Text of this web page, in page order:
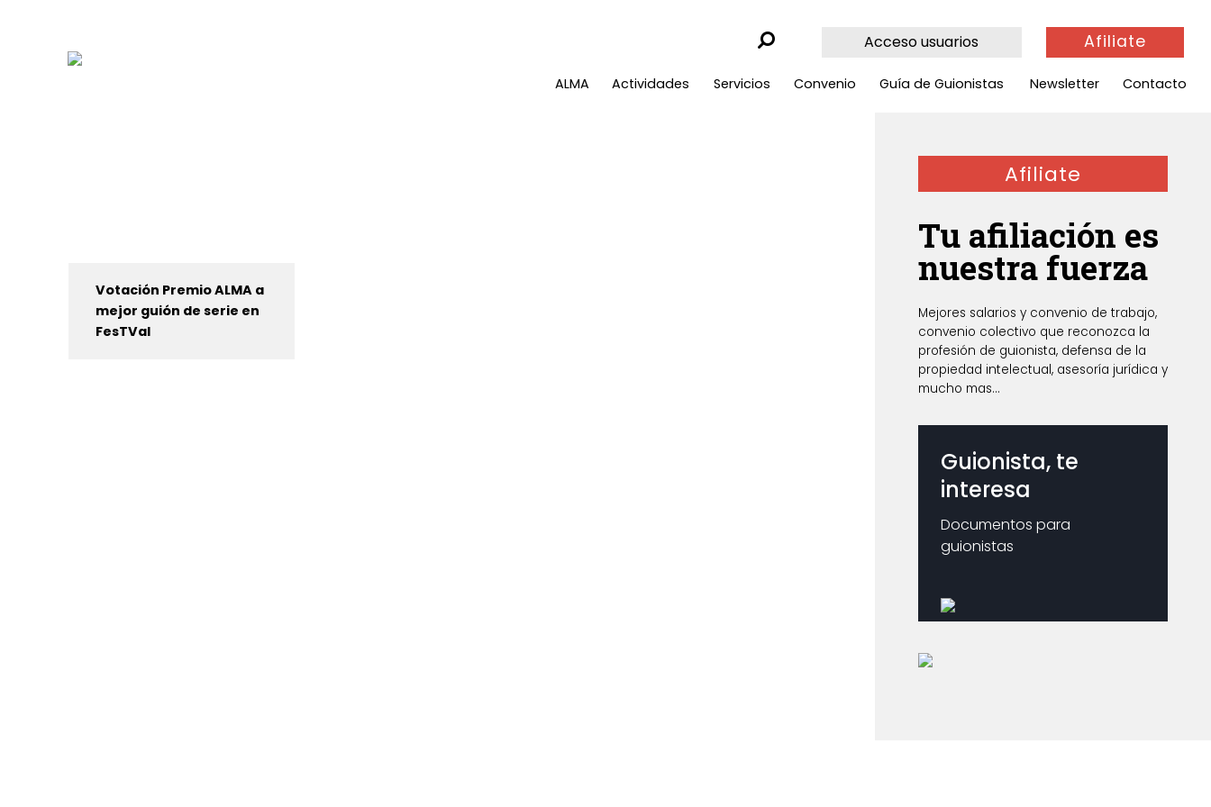
Acceso usuarios Afiliate
ALMA Actividades Servicios Convenio Guía de Guionistas Newsletter Contacto
Votación Premio ALMA a
mejor guión de serie en
FesTVal
Afiliate
Tu afiliación es
nuestra fuerza
Mejores salarios y convenio de trabajo,
convenio colectivo que reconozca la
profesión de guionista, defensa de la
propiedad intelectual, asesoría jurídica y
mucho mas...
Guionista, te
interesa
Documentos para
guionistas